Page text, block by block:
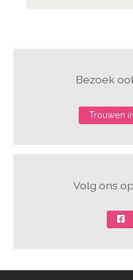
Bezoek
Trouwen
Volg ons